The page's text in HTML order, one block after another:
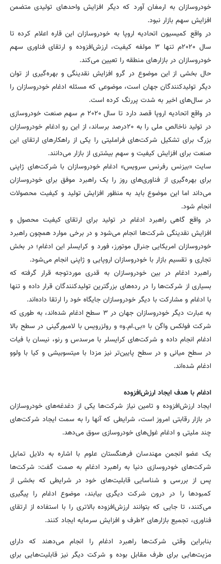
خودروسازان به ارمغان آورد که دیگر افزایش واحدهای تولیدی متضمن
افزایش سهم بازار نبود.
در واقع کمیسیون اتحادیه اروپا به خودروسازان این قاره اعلام کرده تا
سال ۲۰۲۰م تنها ۳ مولفه کیفیت، ارزش‌افزوده و ارتقای فناوری سهم
خودروسازان در بازارهای منطقه را تعیین می‌کند.
حال بخشی از این موضوع در گرو افزایش نقدینگی و بهره‌گیری از توان
دیگر تولیدکنندگان جهان است، موضوعی که مسئله ادغام خودروسازان را
در سال‌های اخیر به شدت پررنگ کرده است.
در واقع اتحادیه اروپا قصد دارد تا سال ۲۰۲۰ م سهم صنعت خودروسازی
در تولید ناخالص ملی را به ۲۰درصد برساند، از این رو ادغام خودروسازان
بزرگ برای تشکیل شرکت‌های فراملیتی را یکی از راهکارهای ارتقای این
صنعت برای افزایش کیفیت و سهم بیشتری از بازار می‌دانند.
سایت «بیزنس رفرنس سرویس» ادغام خودروسازان با شرکت‌های ژاپنی
برای بهره‌گیری از فناوری‌های روز را یک راهبرد موفق برای خودروسازان
می‌داند اما این موضوع باید به منظور افزایش تولید و کیفیت محصولات
انجام شود.
در واقع گاهی راهبرد ادغام در تولید برای ارتقای کیفیت محصول و
افزایش نقدینگی شرکت‌ها انجام می‌شود و در برخی موارد همچون راهبرد
خودروسازان امریکایی جنرال موتورز، فورد و کرایسلر این ادغام؛ در بخش
تجاری و تقسیم بازار با خودروسازان اروپایی و ژاپنی انجام می‌شود.
راهبرد ادغام در بین خودروسازان به قدری موردتوجه قرار گرفته که
بسیاری از شرکت‌ها را در رده‌های بزرگترین تولیدکنندگان قرار داده و تنها
با ادغام و مشارکت با دیگر خودروسازان جایگاه خود را ارتقا داده‌اند.
به عبارت دیگر خودروسازان جهان در ۳ سطح ادغام شده‌اند، به طوری که
شرکت فولکس واگن با «بی.ام.و» و رولزرویس با لامبورگینی در سطح بالا
ادغام انجام داده و شرکت‌های کرایسلر با مرسدس و رنو، نیسان با فیات
در سطح میانی و در سطح پایین‌تر نیز مزدا با میتسوبیشی و کیا با ولوو
ادغام شده‌اند.
ادغام با هدف ایجاد ارزش‌افزوده
ایجاد ارزش‌افزوده و تامین نیاز شرکت‌ها یکی از دغدغه‌های خودروسازان
در بازار رقابتی امروز است، شرایطی که آنها را به سمت ایجاد شرکت‌های
چند ملیتی و ادغام غول‌های خودروسازی سوق می‌دهد.
یک عضو انجمن مهندسان فرهنگستان علوم با اشاره به دلایل تمایل
شرکت‌های خودروسازی دنیا به راهبرد ادغام به صمت گفت: شرکت‌ها
پس از بررسی و شناسایی قابلیت‌های خود در شرایطی که بخشی از
کمبودها را در درون شرکت دیگری بیابند، موضوع ادغام را پیگیری
می‌کنند، تا جایی که بتوانند ارزش‌افزوده بالاتری را با استفاده از ارتقای
فناوری، تجمیع بازارهای ۲طرف و افزایش سرمایه ایجاد کنند.
بنابراین وقتی شرکت‌ها راهبرد ادغام را انجام می‌دهند که دارای
مزیت‌هایی برای طرف مقابل بوده و شرکت دیگر نیز قابلیت‌هایی برای